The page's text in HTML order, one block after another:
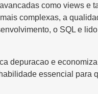
como views e
complexas, a
o SQL e
depuracao e
essencial para